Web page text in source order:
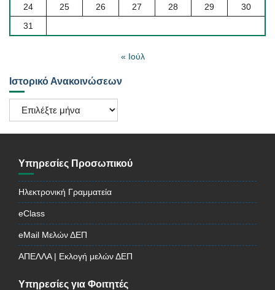
24
25 26 27 28 29
30
31
« Ιούλ
Ιστορικό Ανακοινώσεων
Ιστορικό
Ανακοινώσεων
Υπηρεσίες Προσωπικού
Ηλεκτρονική Γραμματεία
eClass
eMail Μελών ΔΕΠ
ΑΠΕΛΛΑ | Εκλογή μελών ΔΕΠ
Υπηρεσίες για Φοιτητές